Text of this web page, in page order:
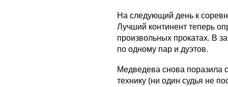
На следующий день к
Лучший континент теперь
произвольных прокатах. В
по одному пар и дуэтов.
Медведева снова поразила
технику (ни один судья не